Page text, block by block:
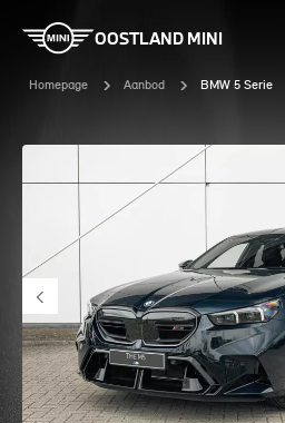
OOSTLAND MINI
Homepage Aanbod BMW 5 Serie